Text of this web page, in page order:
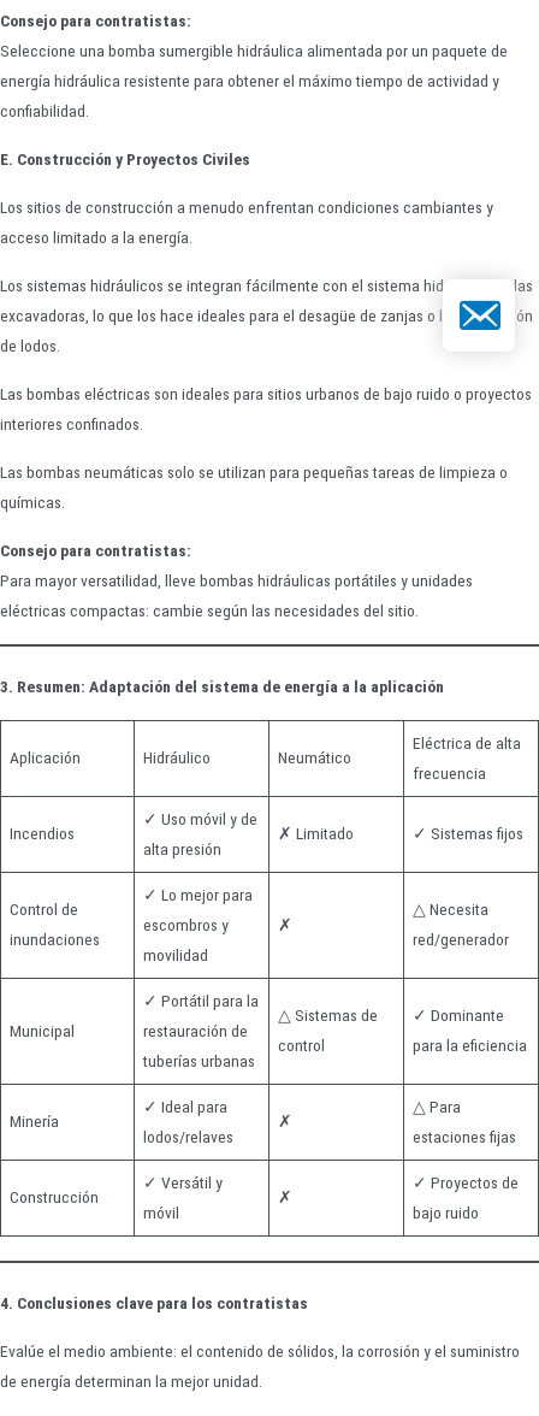
Consejo para contratistas:
Seleccione una bomba sumergible hidráulica alimentada por un paquete de
energía hidráulica resistente para obtener el máximo tiempo de actividad y
confiabilidad.
E. Construcción y Proyectos Civiles
Los sitios de construcción a menudo enfrentan condiciones cambiantes y
acceso limitado a la energía.
Los sistemas hidráulicos se integran fácilmente con el sistema hidráulico de las
excavadoras, lo que los hace ideales para el desagüe de zanjas o la eliminación
de lodos.
Las bombas eléctricas son ideales para sitios urbanos de bajo ruido o proyectos
interiores confinados.
Las bombas neumáticas solo se utilizan para pequeñas tareas de limpieza o
químicas.
Consejo para contratistas:
Para mayor versatilidad, lleve bombas hidráulicas portátiles y unidades
eléctricas compactas: cambie según las necesidades del sitio.
3. Resumen: Adaptación del sistema de energía a la aplicación
Aplicación Hidráulico Neumático
Eléctrica de alta
frecuencia
Incendios
✓ Uso móvil y de
alta presión
✗ Limitado ✓ Sistemas fijos
Control de
inundaciones
✓ Lo mejor para
escombros y
movilidad
✗
△ Necesita
red/generador
Municipal
✓ Portátil para la
restauración de
tuberías urbanas
△ Sistemas de
control
✓ Dominante
para la eficiencia
Minería
✓ Ideal para
lodos/relaves
✗
△ Para
estaciones fijas
Construcción
✓ Versátil y
móvil
✗
✓ Proyectos de
bajo ruido
4. Conclusiones clave para los contratistas
Evalúe el medio ambiente: el contenido de sólidos, la corrosión y el suministro
de energía determinan la mejor unidad.
Correo